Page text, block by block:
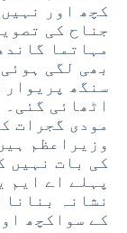
کچھ اور
جناح کی
مہاتما
بھی لگی
سنگھ پریوار
اٹھائی
مودی گجرات
وزیراعظم
کی بات نہیں
پہلے اے ایم
نشانہ
کے سواکچھ